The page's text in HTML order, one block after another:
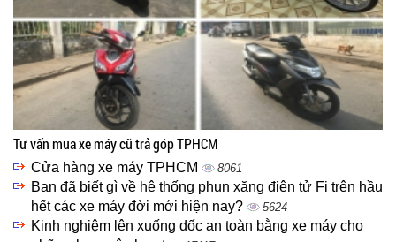
Tư vấn mua xe máy cũ trả góp TPHCM
Cửa hàng xe máy TPHCM 8061
Bạn đã biết gì về hệ thống phun xăng điện tử Fi trên hầu
hết các xe máy đời mới hiện nay?
5624
Kinh nghiệm lên xuống dốc an toàn bằng xe máy cho